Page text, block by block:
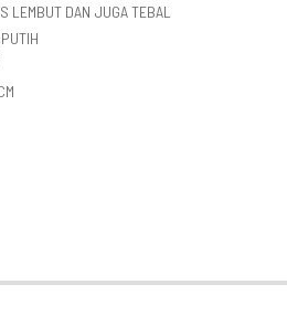
LEMBUT DAN JUGA TEBAL